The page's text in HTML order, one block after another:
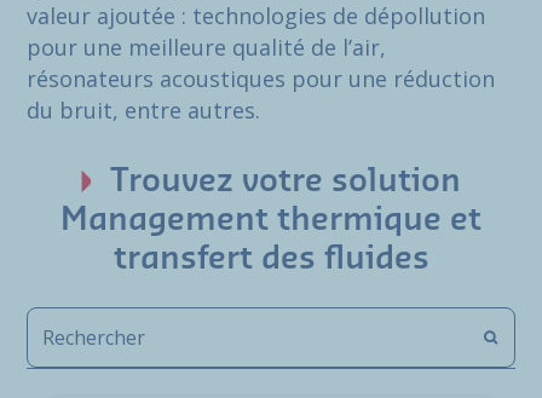
valeur ajoutée : technologies de dépollution
pour une meilleure qualité de l’air,
résonateurs acoustiques pour une réduction
du bruit, entre autres.
Trouvez votre solution
Management thermique et
transfert des fluides